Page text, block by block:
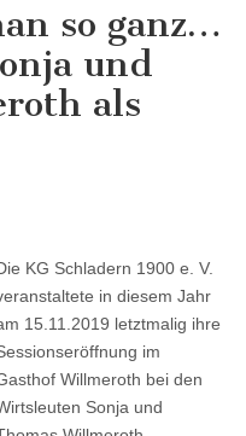
so ganz…
und
als
KG Schladern 1900 e. V.
in diesem Jahr
15.11.2019 letztmalig ihre
im
Willmeroth bei den
Sonja und